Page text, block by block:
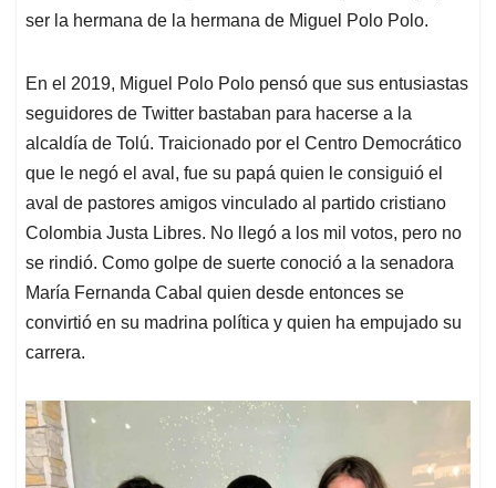
ser la hermana de la hermana de Miguel Polo Polo.
En el 2019, Miguel Polo Polo pensó que sus entusiastas
seguidores de Twitter bastaban para hacerse a la
alcaldía de Tolú. Traicionado por el Centro Democrático
que le negó el aval, fue su papá quien le consiguió el
aval de pastores amigos vinculado al partido cristiano
Colombia Justa Libres. No llegó a los mil votos, pero no
se rindió. Como golpe de suerte conoció a la senadora
María Fernanda Cabal quien desde entonces se
convirtió en su madrina política y quien ha empujado su
carrera.